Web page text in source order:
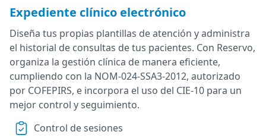
Expediente clínico electrónico
Diseña tus propias plantillas de atención y administra
el historial de consultas de tus pacientes. Con Reservo,
organiza la gestión clínica de manera eficiente,
cumpliendo con la NOM-024-SSA3-2012, autorizado
por COFEPIRS, e incorpora el uso del CIE-10 para un
mejor control y seguimiento.
Control de sesiones